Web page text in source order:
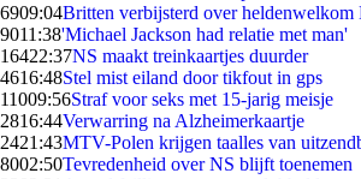
6909:04Britten verbijsterd over heldenwelkom
9011:38'Michael Jackson had relatie met man'
16422:37NS maakt treinkaartjes duurder
4616:48Stel mist eiland door tikfout in gps
11009:56Straf voor seks met 15-jarig meisje
2816:44Verwarring na Alzheimerkaartje
2421:43MTV-Polen krijgen taalles van
8002:50Tevredenheid over NS blijft toenemen